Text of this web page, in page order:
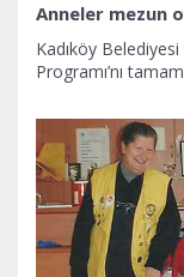
Anneler mezun
Kadıköy
Programı’nı